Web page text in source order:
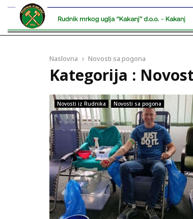
Naslovna Novosti sa pogona
Kategorija :
Novosti iz Rudnika Novosti sa pogona